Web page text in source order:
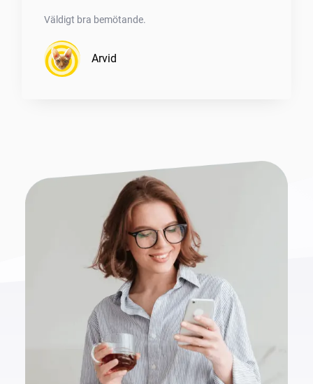
Väldigt bra bemötande.
Arvid